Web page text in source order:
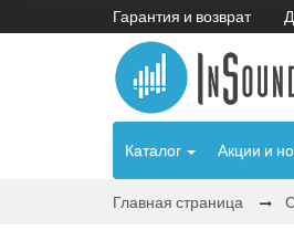
Гарантия и возврат
Каталог Акции и
Главная страница